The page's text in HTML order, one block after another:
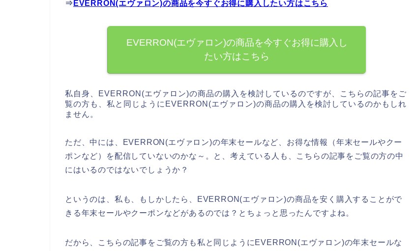
⇒ EVERRON(エヴァロン)の商品を今すぐお得に購入したい方はこちら
EVERRON(エヴァロン)の商品を今すぐお得に購入し
たい方はこちら
私自身、EVERRON(エヴァロン)の商品の購入を検討しているのですが、こちらの記事をご
覧の方も、私と同じようにEVERRON(エヴァロン)の商品の購入を検討しているのかもしれ
ません。
ただ、中には、EVERRON(エヴァロン)の年末セールなど、お得な情報（年末セールやクー
ポンなど）を配信していないのかな～。と、考えている人も、こちらの記事をご覧の方の中
にはいるのではないでしょうか？
というのは、私も、もしかしたら、EVERRON(エヴァロン)の商品を安く購入することがで
きる年末セールやクーポンなどがあるのでは？とちょっと思ったんですよね。
だから、こちらの記事をご覧の方も私と同じようにEVERRON(エヴァロン)の年末セールな